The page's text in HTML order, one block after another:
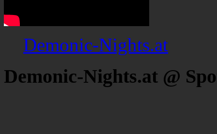
Demonic-Nights.at
Demonic-Nights.at @